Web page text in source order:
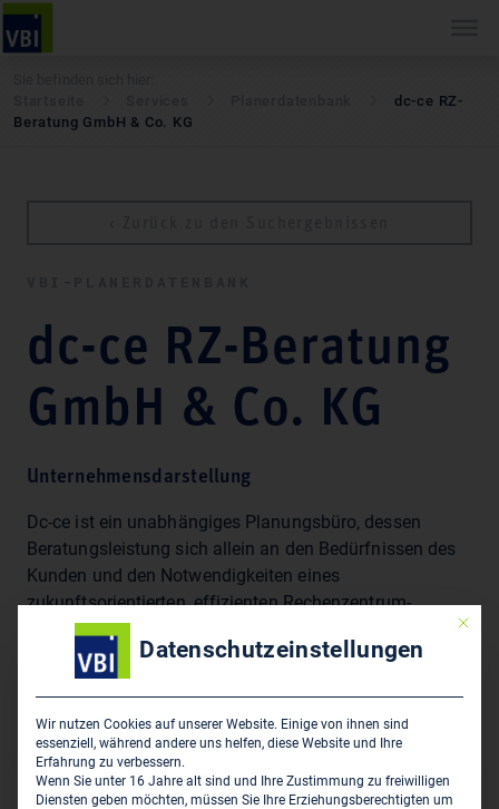
dc-ce RZ-
Beratung GmbH & Co. KG
dc-ce RZ-Beratung
GmbH & Co. KG
Unternehmensdarstellung
dc-ce ist ein unabhängiges Planungsbüro, dessen
Beratungsleistung sich allein an den Bedürfnissen des
Kunden und den Notwendigkeiten eines
zukunftsorientierten, effizienten Rechenzentrum-
Gebäudes orientiert. Deshalb sind Know-how und
Qualität die wichtigsten Faktoren, die uns in unserer
Beratung und Planung leiten. Unser Ziel ist es, als
Hauptsitz des Unternehmens
Mit
Datenschutzeinstellungen
Wir nutzen Cookies auf unserer Website. Einige von ihnen sind
essenziell, während andere uns helfen, diese Website und Ihre
Erfahrung zu verbessern.
Wenn Sie unter 16 Jahre alt sind und Ihre Zustimmung zu freiwilligen
Diensten geben möchten, müssen Sie Ihre Erziehungsberechtigten um